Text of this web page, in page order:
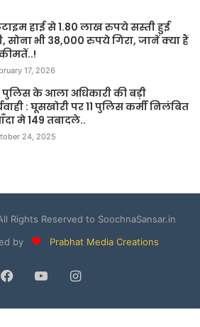
हाई से 1.80 लाख रुपये सस्ती हुई
सोना भी 38,000 रुपये गिरा, जानें क्या हैं
17, 2026
पुलिस के आला अधिकारी की बड़ी
: घूसखोरी पर 11 पुलिस कर्मी निलंबित
मे 149 तबादले..
24, 2025
Rights Reserved to SoochnaSansar.in
by
Prabhat Media Creations
Facebook
YouTubeInstagram